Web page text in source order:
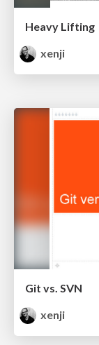
Heavy Lifting
xenji
Git vs. SVN
xenji